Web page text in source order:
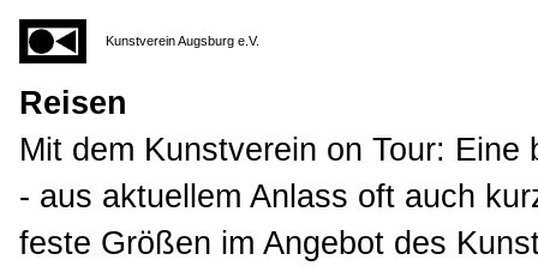
Kunstverein Augsburg e.V.
Reisen
Mit dem Kunstverein on Tour:
- aus aktuellem Anlass oft auch
feste Größen im Angebot des